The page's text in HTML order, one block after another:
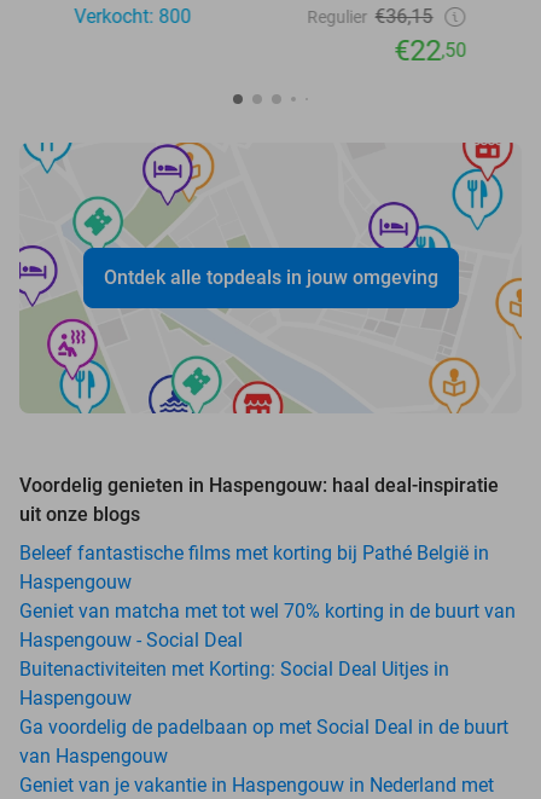
Verkocht: 800
Regulier €36,15
€22,50
Ontdek alle topdeals in jouw omgeving
Voordelig genieten in Haspengouw: haal deal-inspiratie
uit onze blogs
Beleef fantastische films met korting bij Pathé België in
Haspengouw
Geniet van matcha met tot wel 70% korting in de buurt van
Haspengouw - Social Deal
Buitenactiviteiten met Korting: Social Deal Uitjes in
Haspengouw
Ga voordelig de padelbaan op met Social Deal in de buurt
van Haspengouw
Geniet van je vakantie in Haspengouw in Nederland met